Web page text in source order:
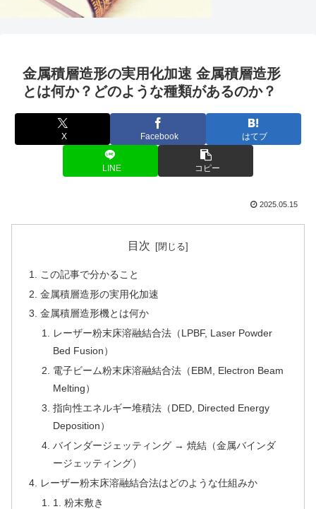
金属積層造形の実用化加速 金属積層造形
とは何か？どのような種類があるのか？
X Facebook はてブ
LINE コピー
2025.05.15
目次
この記事で分かること
金属積層造形の実用化加速
金属積層造形機とは何か
レーザー粉末床溶融結合法（LPBF, Laser Powder
Bed Fusion）
電子ビーム粉末床溶融結合法（EBM, Electron Beam
Melting）
指向性エネルギー堆積法（DED, Directed Energy
Deposition）
バインダージェッティング → 焼結（金属バインダ
ージェッティング）
レーザー粉末床溶融結合法はどのような仕組みか
1. 粉末敷き